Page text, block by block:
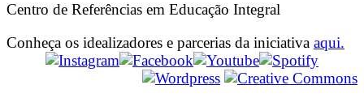
Centro de Referências em Educação Integral
Conheça os idealizadores e parcerias da iniciativa aqui.